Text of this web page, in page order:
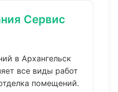
Сервис
в Архангельск
все виды работ
помещений.